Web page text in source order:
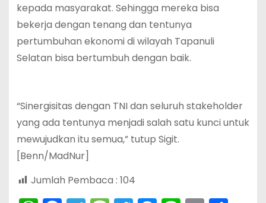
kepada masyarakat. Sehingga mereka bisa
bekerja dengan tenang dan tentunya
pertumbuhan ekonomi di wilayah Tapanuli
Selatan bisa bertumbuh dengan baik.
“Sinergisitas dengan TNI dan seluruh stakeholder
yang ada tentunya menjadi salah satu kunci untuk
mewujudkan itu semua,” tutup Sigit.
[Benn/MadNur]
Jumlah Pembaca : 104